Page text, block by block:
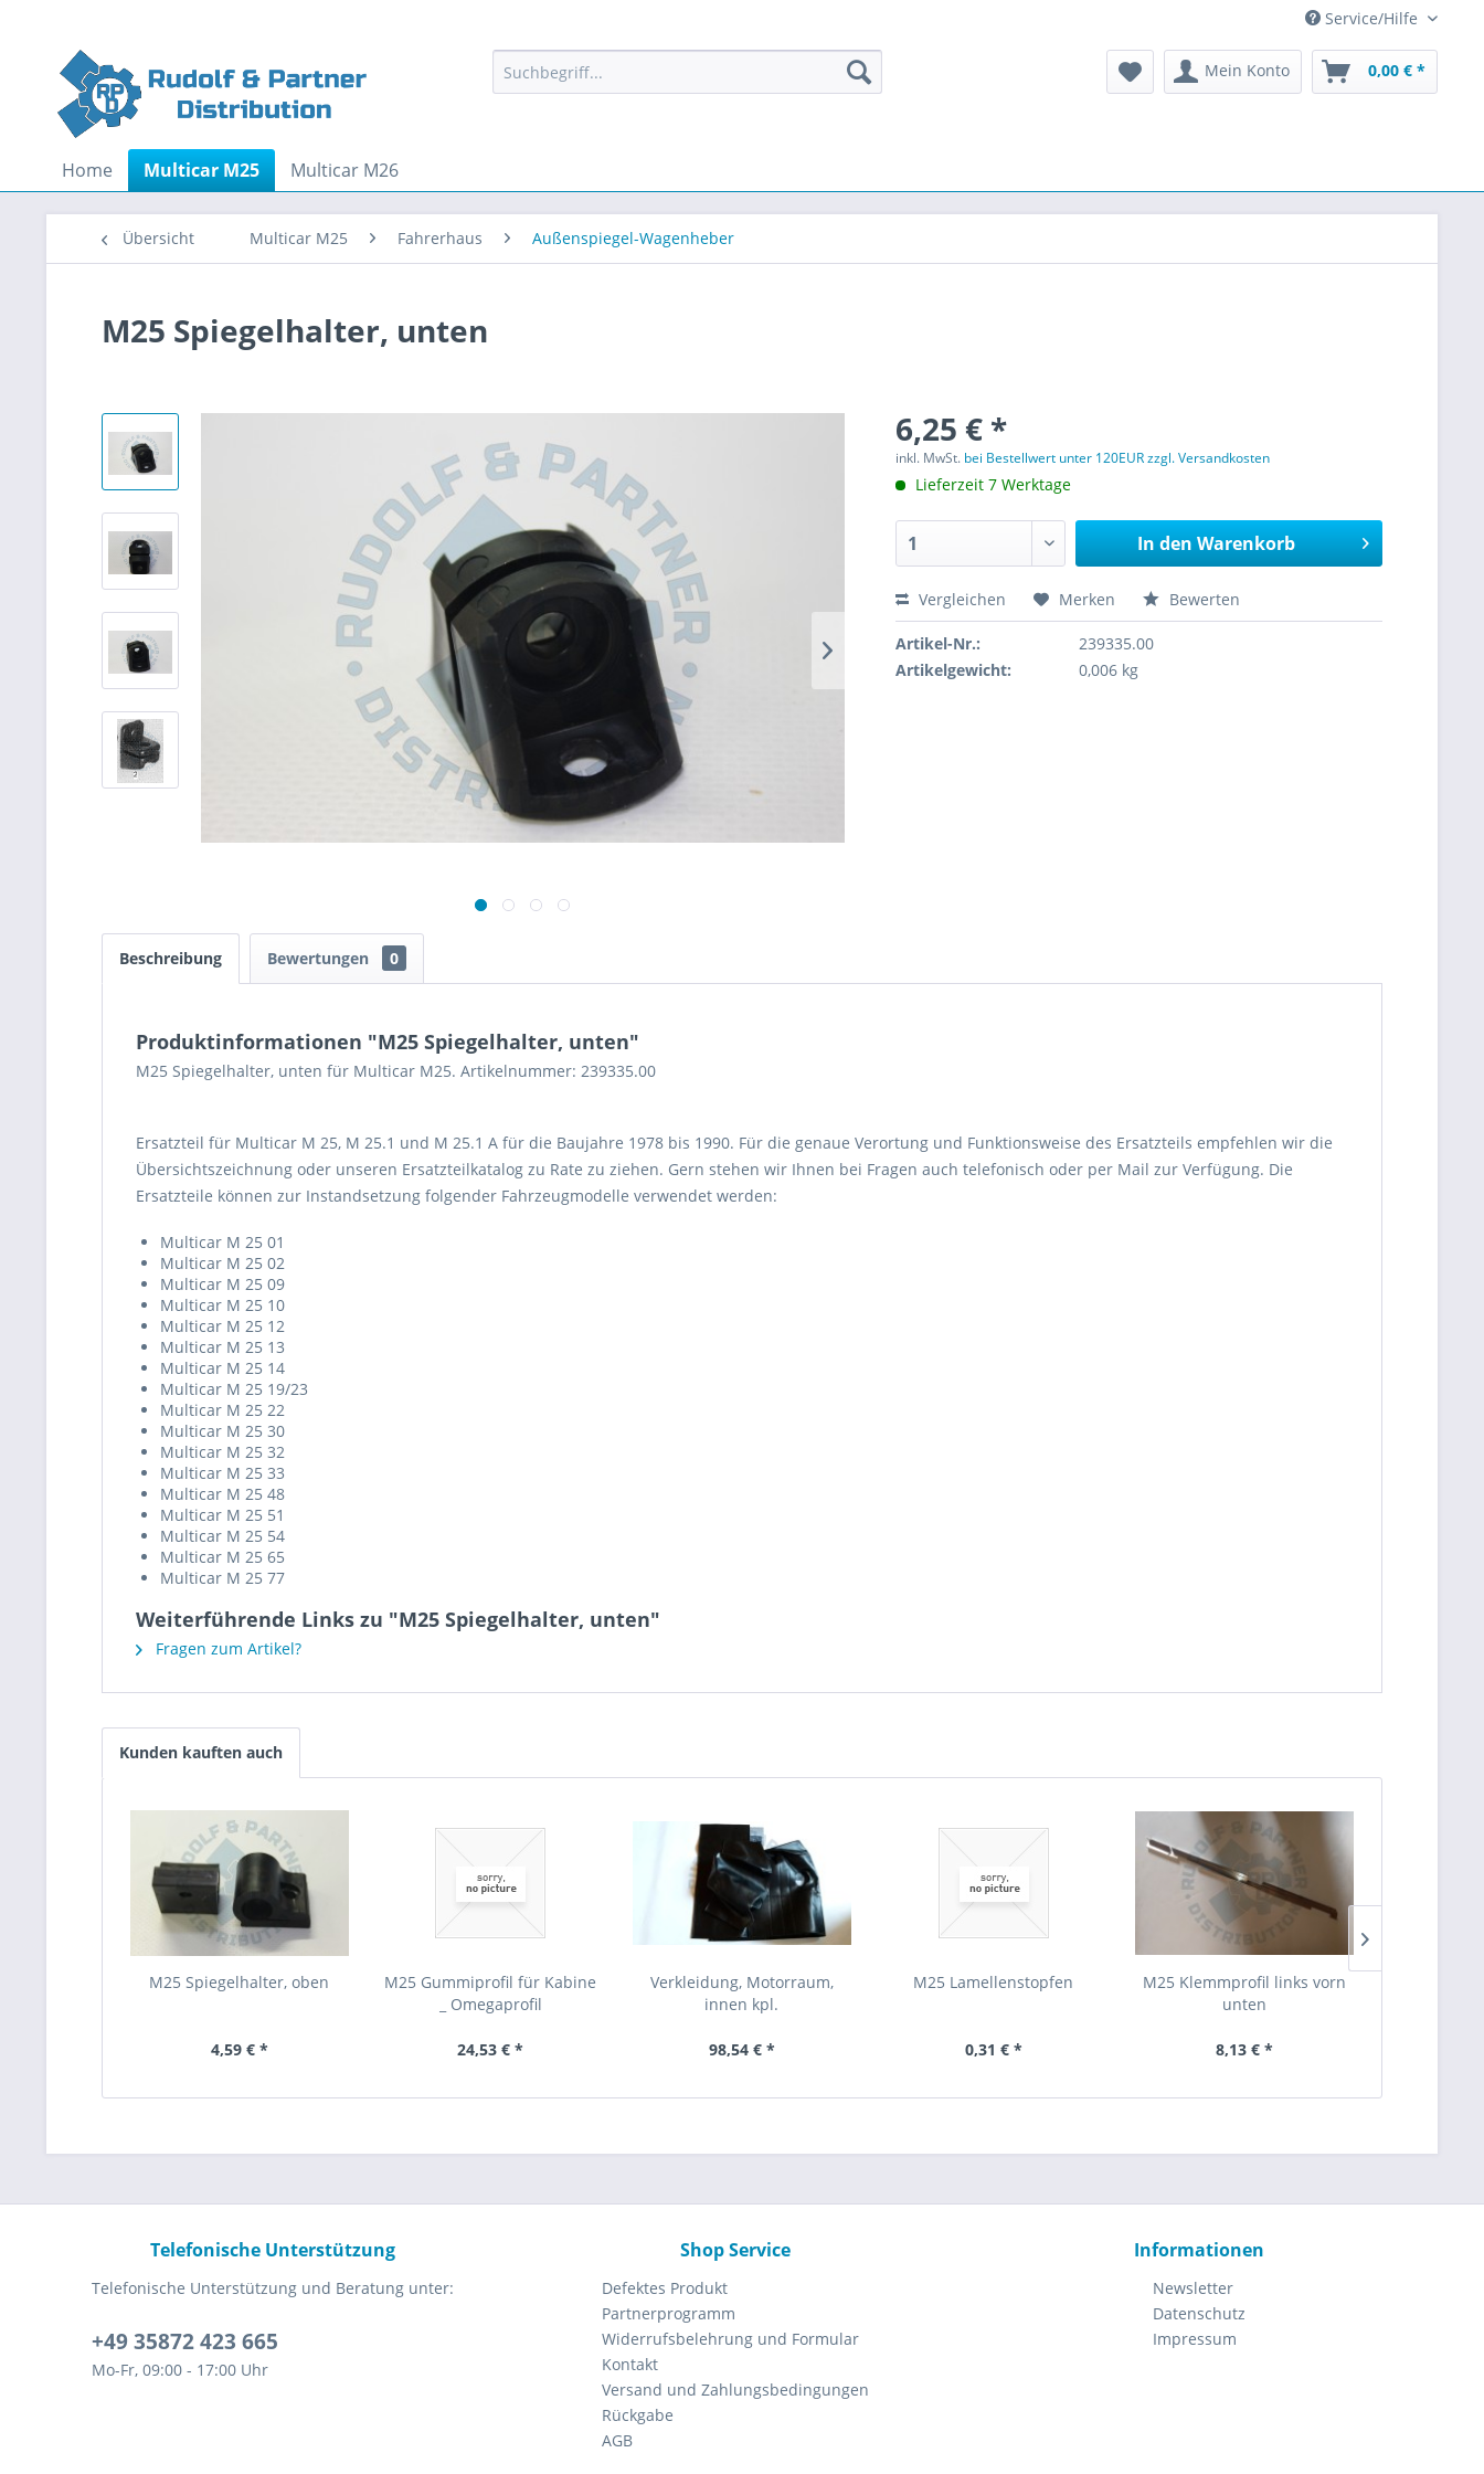
Service/Hilfe
Mein Konto 0,00 € *
Home Multicar M25 Multicar M26
Übersicht Multicar M25 Fahrerhaus Außenspiegel-Wagenheber
M25 Spiegelhalter, unten
6,25 € *
inkl. MwSt. bei Bestellwert unter 120EUR zzgl. Versandkosten
Lieferzeit 7 Werktage
In den Warenkorb
Vergleichen Merken Bewerten
Artikel-Nr.:
239335.00
Artikelgewicht:
0,006 kg
Beschreibung Bewertungen 0
Produktinformationen "M25 Spiegelhalter, unten"
M25 Spiegelhalter, unten für Multicar M25. Artikelnummer: 239335.00
Ersatzteil für Multicar M 25, M 25.1 und M 25.1 A für die Baujahre 1978 bis 1990. Für die genaue Verortung und Funktionsweise des Ersatzteils empfehlen wir die
Übersichtszeichnung oder unseren Ersatzteilkatalog zu Rate zu ziehen. Gern stehen wir Ihnen bei Fragen auch telefonisch oder per Mail zur Verfügung. Die
Ersatzteile können zur Instandsetzung folgender Fahrzeugmodelle verwendet werden:
Multicar M 25 01
Multicar M 25 02
Multicar M 25 09
Multicar M 25 10
Multicar M 25 12
Multicar M 25 13
Multicar M 25 14
Multicar M 25 19/23
Multicar M 25 22
Multicar M 25 30
Multicar M 25 32
Multicar M 25 33
Multicar M 25 48
Multicar M 25 51
Multicar M 25 54
Multicar M 25 65
Multicar M 25 77
Weiterführende Links zu "M25 Spiegelhalter, unten"
Fragen zum Artikel?
Kunden kauften auch
M25 Spiegelhalter, oben
4,59 € *
M25 Gummiprofil für Kabine
_ Omegaprofil
24,53 € *
Verkleidung, Motorraum,
innen kpl.
98,54 € *
M25 Lamellenstopfen
0,31 € *
M25 Klemmprofil links vorn
unten
8,13 € *
Telefonische Unterstützung
Telefonische Unterstützung und Beratung unter:
+49 35872 423 665
Mo-Fr, 09:00 - 17:00 Uhr
Shop Service
Defektes Produkt
Partnerprogramm
Widerrufsbelehrung und Formular
Kontakt
Versand und Zahlungsbedingungen
Rückgabe
AGB
Informationen
Newsletter
Datenschutz
Impressum